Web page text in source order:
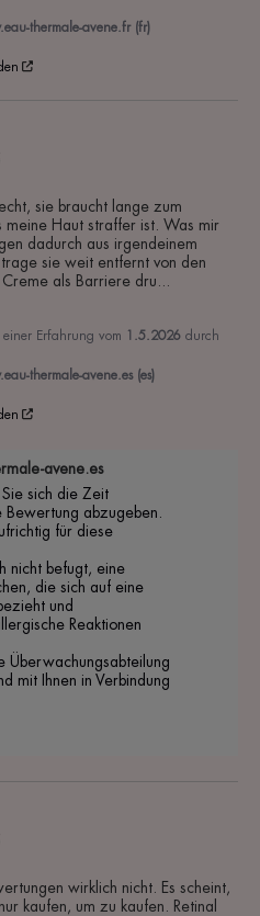
thermale-avene.fr (fr)
sie braucht lange zum
meine Haut straffer ist. Was mir
dadurch aus irgendeinem
sie weit entfernt von den
als Barriere dru
einer Erfahrung vom 1.5.2026 durch
thermale-avene.es (es)
avene.es
sich die Zeit
abzugeben.
für diese
nicht befugt, eine
die sich auf eine
und
Reaktionen
Überwachungsabteilung
mit Ihnen in Verbindung
wirklich nicht. Es scheint,
kaufen, um zu kaufen. Retinal